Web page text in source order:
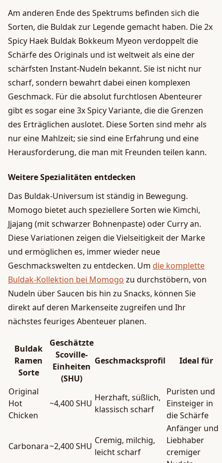
Am anderen Ende des Spektrums befinden sich die
Sorten, die Buldak zur Legende gemacht haben. Die 2x
Spicy Haek Buldak Bokkeum Myeon verdoppelt die
Schärfe des Originals und ist weltweit als eine der
schärfsten Instant-Nudeln bekannt. Sie ist nicht nur
scharf, sondern bewahrt dabei einen komplexen
Geschmack. Für die absolut furchtlosen Abenteurer
gibt es sogar eine 3x Spicy Variante, die die Grenzen
des Erträglichen auslotet. Diese Sorten sind mehr als
nur eine Mahlzeit; sie sind eine Erfahrung und eine
Herausforderung, die man mit Freunden teilen kann.
Weitere Spezialitäten entdecken
Das Buldak-Universum ist ständig in Bewegung.
Momogo bietet auch speziellere Sorten wie Kimchi,
Jjajang (mit schwarzer Bohnenpaste) oder Curry an.
Diese Variationen zeigen die Vielseitigkeit der Marke
und ermöglichen es, immer wieder neue
Geschmackswelten zu entdecken. Um die komplette
Buldak-Kollektion bei Momogo zu durchstöbern, von
Nudeln über Saucen bis hin zu Snacks, können Sie
direkt auf deren Markenseite zugreifen und Ihr
nächstes feuriges Abenteuer planen.
Buldak
Ramen
Sorte
Geschätzte
Scoville-
Einheiten
(SHU)
Geschmacksprofil Ideal für
Original
Hot
Chicken
~4,400 SHU
Herzhaft, süßlich,
klassisch scharf
Puristen und
Einsteiger in
die Schärfe
Carbonara~2,400 SHU
Cremig, milchig,
leicht scharf
Anfänger und
Liebhaber
cremiger